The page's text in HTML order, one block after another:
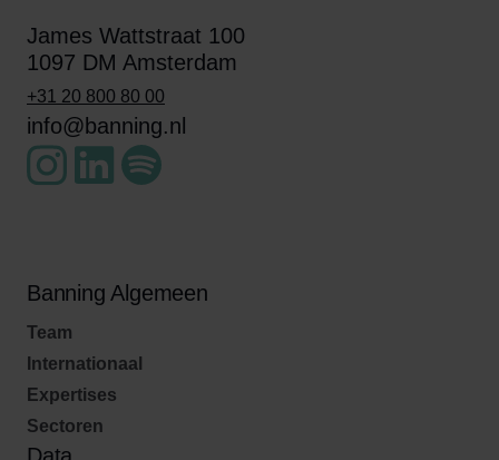
James Wattstraat 100
1097 DM Amsterdam
+31 20 800 80 00
info@banning.nl
Banning Algemeen
Team
Internationaal
Expertises
Sectoren